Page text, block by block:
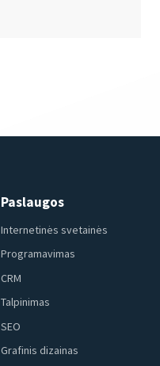
Paslaugos
Internetinės svetainės
Programavimas
CRM
Talpinimas
SEO
Grafinis dizainas